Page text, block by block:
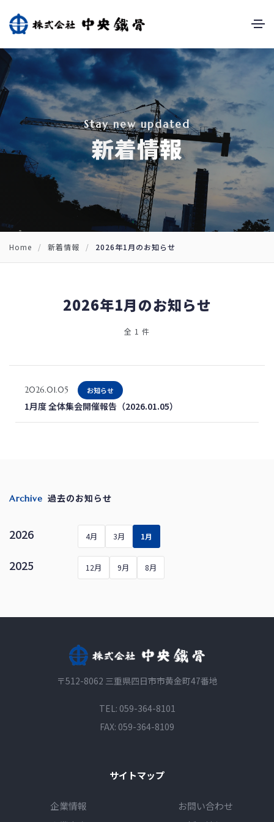
Stay new updated
新着情報
Home / 新着情報 / 2026年1月のお知らせ
2026年1月のお知らせ
全 1 件
2026.01.05 お知らせ
1月度 全体集会開催報告（2026.01.05）
Archive 過去のお知らせ
2026 4月 3月 1月
2025 12月 9月 8月
〒512-8062 三重県四日市市黄金町47番地
TEL: 059-364-8101
FAX: 059-364-8109
サイトマップ
企業情報
お問い合わせ